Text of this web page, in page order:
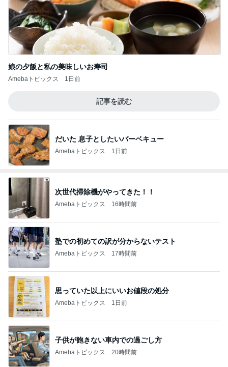
娘の夕飯と私の美味しいお寿司
Amebaトピックス 1日前
記事を読む
だいた 息子としたいバーベキュー
Amebaトピックス 1日前
次世代掃除機がやってきた！！
Amebaトピックス 16時間前
塾での初めての訳が分からないテスト
Amebaトピックス 17時間前
思っていた以上にいいお値段の処分
Amebaトピックス 1日前
子供が飽きない車内での過ごし方
Amebaトピックス 20時間前